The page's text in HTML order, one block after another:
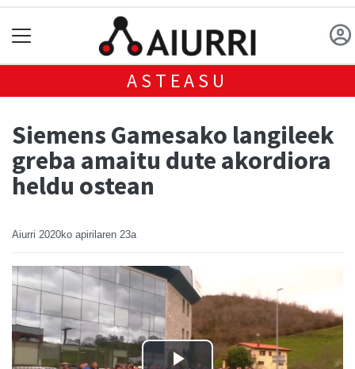
ASTEASU
Siemens Gamesako langileek
greba amaitu dute akordiora
heldu ostean
Aiurri 2020ko apirilaren 23a